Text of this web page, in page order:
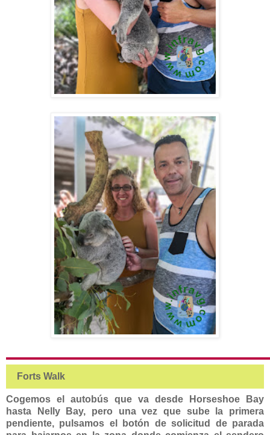
Forts Walk
Cogemos el autobús que va desde Horseshoe Bay
hasta Nelly Bay, pero una vez que sube la primera
pendiente, pulsamos el botón de solicitud de parada